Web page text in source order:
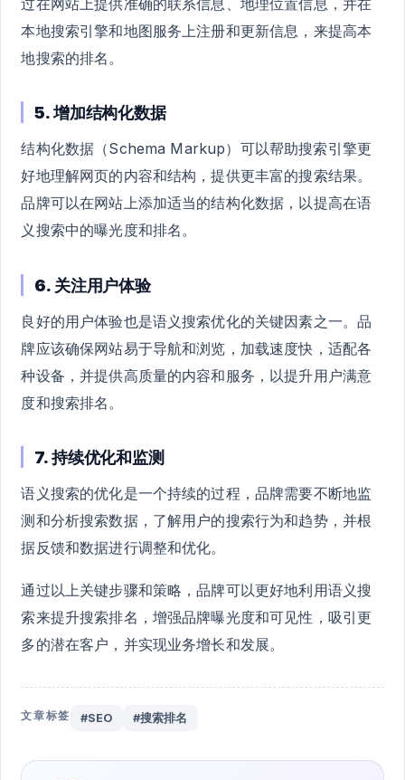
本地搜索引擎和地图服务上注册和更新信息，来提高本
地搜索的排名。
5. 增加结构化数据
结构化数据（Schema Markup）可以帮助搜索引擎更
好地理解网页的内容和结构，提供更丰富的搜索结果。
品牌可以在网站上添加适当的结构化数据，以提高在语
义搜索中的曝光度和排名。
6. 关注用户体验
良好的用户体验也是语义搜索优化的关键因素之一。品
牌应该确保网站易于导航和浏览，加载速度快，适配各
种设备，并提供高质量的内容和服务，以提升用户满意
度和搜索排名。
7. 持续优化和监测
语义搜索的优化是一个持续的过程，品牌需要不断地监
测和分析搜索数据，了解用户的搜索行为和趋势，并根
据反馈和数据进行调整和优化。
通过以上关键步骤和策略，品牌可以更好地利用语义搜
索来提升搜索排名，增强品牌曝光度和可见性，吸引更
多的潜在客户，并实现业务增长和发展。
文章标签 #SEO #搜索排名